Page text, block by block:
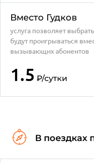
Вместо Гудков
услуга позволяет
будут проигрываться
вызывающих абонентов
1.5 ₽/сутки
В поездках